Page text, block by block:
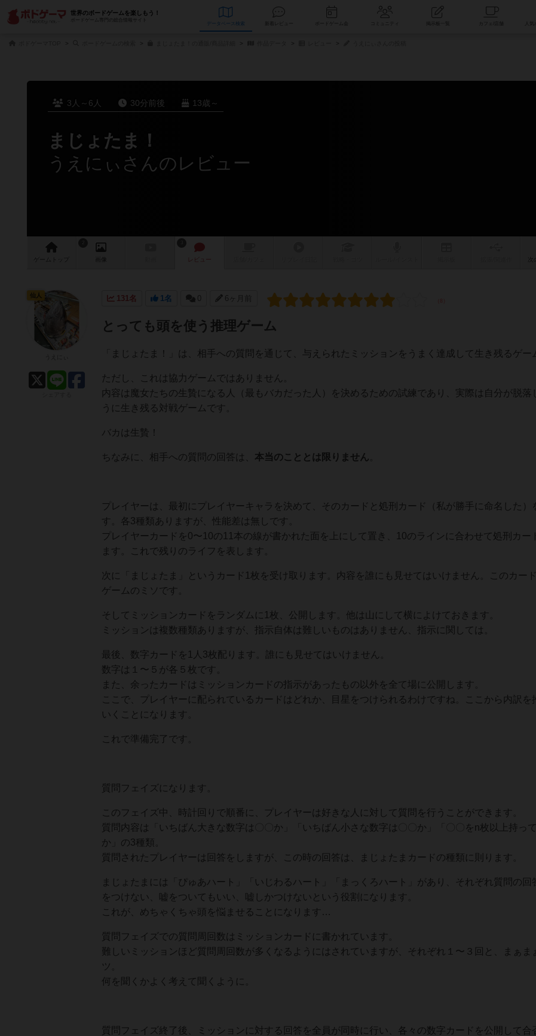
世界のボードゲームを楽しもう！
ボードゲーム専門の総合情報サイト
データベース コミュニティ
3人～6人 30分前後 13歳～
まじょたま！
うえにぃさんのレビュー
ゲーム 画像 レビュー 次
131名 1名 0 6ヶ月前
とっても頭を使う推理ゲーム
「まじょたま！」は、相手への質問を通じて、与えられたミッションをうまく達成して生き残るゲー
ただし、これは協力ゲームではありません。
内容は魔女たちの生贄になる人（最もバカだった人）を決めるための試練であり、実際は自分が脱落
うに生き残る対戦ゲームです。
バカは生贄！
ちなみに、相手への質問の回答は、 本当のこととは限りません
プレイヤーは、最初にプレイヤーキャラを決めて、そのカードと処刑カード（私が勝手に命名した）
す。各3種類ありますが、性能差は無しです。
プレイヤーカードを0〜10の11本の線が書かれた面を上にして置き、10のラインに合わせて処刑カー
ます。これで残りのライフを表します。
次に「まじょたま」というカード1枚を受け取ります。内容を誰にも見せてはいけません。このカー
ゲームのミソです。
そしてミッションカードをランダムに1枚、公開します。他は山にして横によけておきます。
ミッションは複数種類ありますが、指示自体は難しいものはありません、指示に関しては。
最後、数字カードを1人3枚配ります。誰にも見せてはいけません。
数字は１〜５が各５枚です。
また、余ったカードはミッションカードの指示があったもの以外を全て場に公開します。
ここで、プレイヤーに配られているカードはどれか、目星をつけられるわけですね。ここから内訳を
いくことになります。
これで準備完了です。
質問フェイズになります。
このフェイズ中、時計回りで順番に、プレイヤーは好きな人に対して質問を行うことができます。
質問内容は「いちばん大きな数字は〇〇か」「いちばん小さな数字は〇〇か」「〇〇をn枚以上持っ
か」の3種類。
質問されたプレイヤーは回答をしますが、この時の回答は、まじょたまカードの種類に則ります。
まじょたまには「ぴゅあハート」「いじわるハート」「まっくろハート」があり、それぞれ質問の回
をつけない、嘘をついてもいい、嘘しかつけないという役割になります。
これが、めちゃくちゃ頭を悩ませることになります…
質問フェイズでの質問周回数はミッションカードに書かれています。
難しいミッションほど質問周回数が多くなるようにはされていますが、それぞれ１〜３回と、まぁま
ツ。
何を聞くかよく考えて聞くように。
質問フェイズ終了後、ミッションに対する回答を全員が同時に行い、各々の数字カードを公開して合
仙人